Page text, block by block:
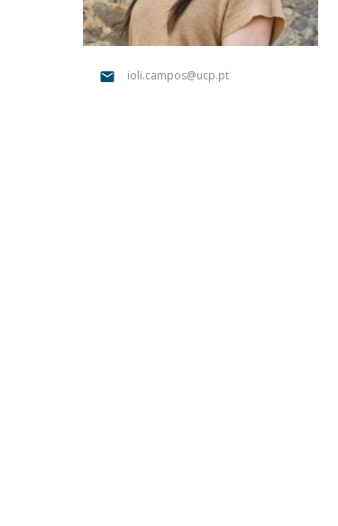
Portuguesa
Católica Research Centre for
Social Wellbeing
ioli.campos@ucp.pt